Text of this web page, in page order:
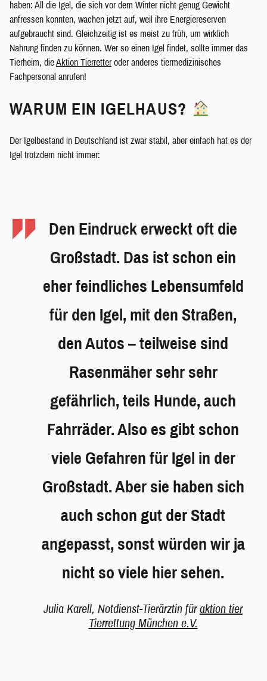
haben: All die Igel, die sich vor dem Winter nicht genug Gewicht
anfressen konnten, wachen jetzt auf, weil ihre Energiereserven
aufgebraucht sind. Gleichzeitig ist es meist zu früh, um wirklich
Nahrung finden zu können. Wer so einen Igel findet, sollte immer das
Tierheim, dieAktion Tierretteroder anderes tiermedizinisches
Fachpersonal anrufen!
WARUM EIN IGELHAUS?
Der Igelbestand in Deutschland ist zwar stabil, aber einfach hat es der
Igel trotzdem nicht immer:
Den Eindruck erweckt oft die
Großstadt. Das ist schon ein
eher feindliches Lebensumfeld
für den Igel, mit den Straßen,
den Autos – teilweise sind
Rasenmäher sehr sehr
gefährlich, teils Hunde, auch
Fahrräder. Also es gibt schon
viele Gefahren für Igel in der
Großstadt. Aber sie haben sich
auch schon gut der Stadt
angepasst, sonst würden wir ja
nicht so viele hier sehen.
Julia Karell, Notdienst-Tierärztin füraktion tier
Tierrettung München e.V.